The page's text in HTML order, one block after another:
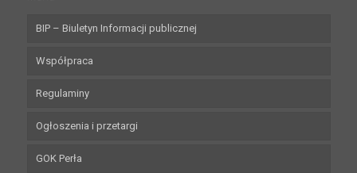
BIP – Biuletyn Informacji publicznej
Współpraca
Regulaminy
Ogłoszenia i przetargi
GOK Perła